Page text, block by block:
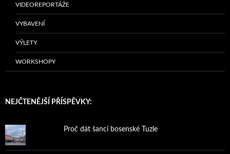
VIDEOREPORTÁŽE
VYBAVENÍ
VÝLETY
WORKSHOPY
NEJČTENĚJŠÍ PŘÍSPĚVKY:
Proč dát šanci bosenské Tuzle